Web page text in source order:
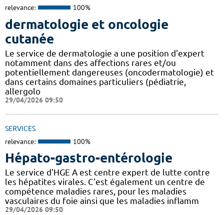
relevance: 100%
dermatologie et oncologie
cutanée
Le service de dermatologie a une position d'expert
notamment dans des affections rares et/ou
potentiellement dangereuses (oncodermatologie) et
dans certains domaines particuliers (pédiatrie,
allergolo
29/04/2026 09:50
SERVICES
relevance: 100%
Hépato-gastro-entérologie
Le service d'HGE A est centre expert de lutte contre
les hépatites virales. C'est également un centre de
compétence maladies rares, pour les maladies
vasculaires du foie ainsi que les maladies inflamm
29/04/2026 09:50